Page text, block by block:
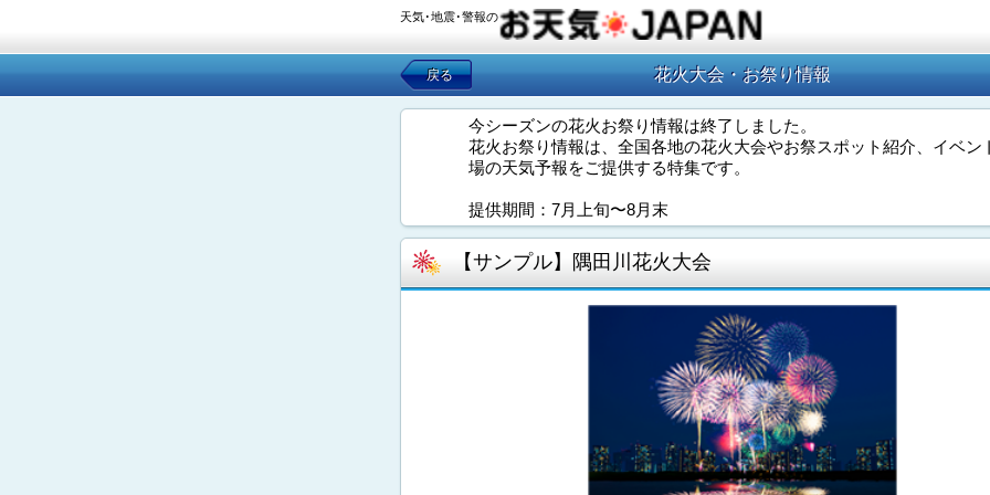
天気･地震･警報の
戻る 花火大会・お祭り情報
今シーズンの花火お祭り情報は終了しました。
花火お祭り情報は、全国各地の花火大会やお祭スポット紹介、イベン
場の天気予報をご提供する特集です。
提供期間：7月上旬〜8月末
【サンプル】隅田川花火大会